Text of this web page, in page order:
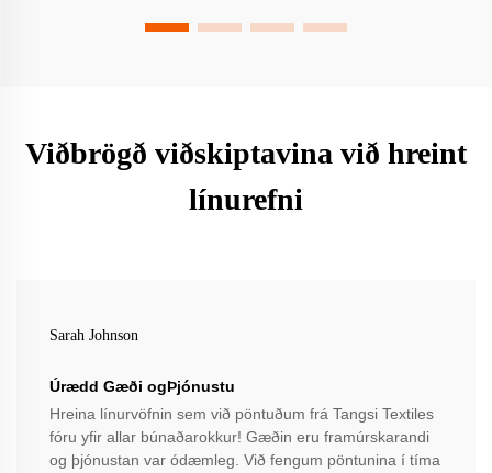
Viðbrögð viðskiptavina við hreint
línurefni
Sarah Johnson
Úrædd Gæði ogÞjónustu
Hreina línurvöfnin sem við pöntuðum frá Tangsi Textiles
fóru yfir allar búnaðarokkur! Gæðin eru framúrskarandi
og þjónustan var ódæmleg. Við fengum pöntunina í tíma